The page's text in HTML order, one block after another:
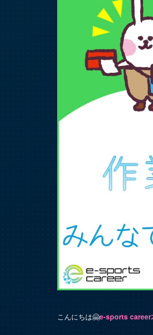
こんにちは🤗e-sports career